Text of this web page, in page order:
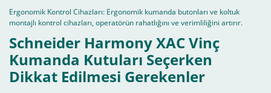
Ergonomik Kontrol Cihazları: Ergonomik kumanda butonları ve koltuk
montajlı kontrol cihazları, operatörün rahatlığını ve verimliliğini artırır.
Schneider Harmony XAC Vinç
Kumanda Kutuları Seçerken
Dikkat Edilmesi Gerekenler